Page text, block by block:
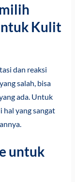
Kulit
dan reaksi
salah, bisa
ada. Untuk
hal yang sangat
untuk